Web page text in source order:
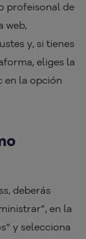
profeisonal de
web,
y, si tienes
eliges la
en la opción
deberás
en la
y selecciona